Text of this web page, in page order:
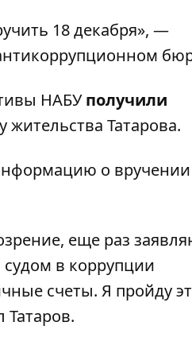
18 декабря», —
НАБУполучили
жительства Татарова.
о вручении
еще раз
в коррупции
счеты. Я пройду